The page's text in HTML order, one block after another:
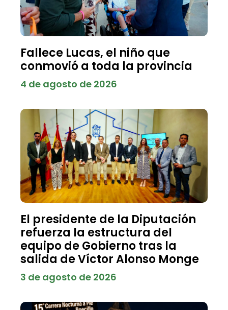
Fallece Lucas, el niño que
conmovió a toda la provincia
4 de agosto de 2026
El presidente de la Diputación
refuerza la estructura del
equipo de Gobierno tras la
salida de Víctor Alonso Monge
3 de agosto de 2026